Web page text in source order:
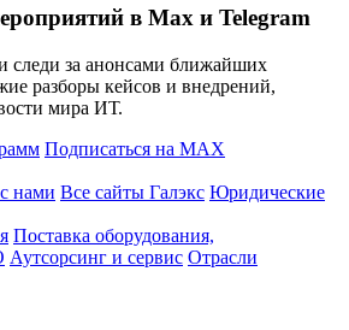
в Max и Telegram
следи за анонсами ближайших
разборы кейсов и внедрений,
мира ИТ.
Подписаться на MAX
нами Все сайты Галэкс Юридические
Поставка оборудования,
Аутсорсинг и сервис Отрасли